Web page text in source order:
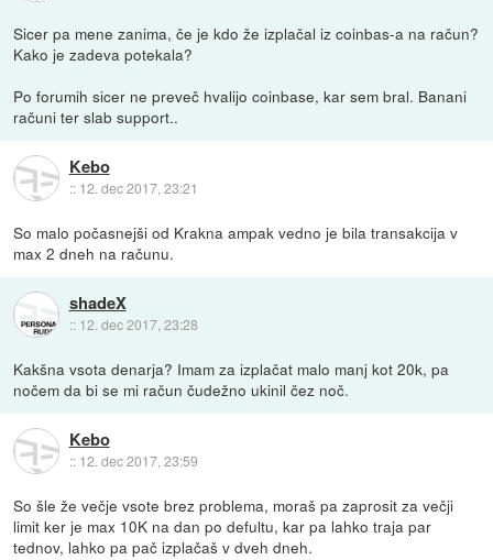
Sicer pa mene zanima, če je kdo že izplačal iz coinbas-a na račun?
Kako je zadeva potekala?
Po forumih sicer ne preveč hvalijo coinbase, kar sem bral. Banani
računi ter slab support..
Kebo
:: 12. dec 2017, 23:21
So malo počasnejši od Krakna ampak vedno je bila transakcija v
max 2 dneh na računu.
shadeX
:: 12. dec 2017, 23:28
Kakšna vsota denarja? Imam za izplačat malo manj kot 20k, pa
nočem da bi se mi račun čudežno ukinil čez noč.
Kebo
:: 12. dec 2017, 23:59
So šle že večje vsote brez problema, moraš pa zaprosit za večji
limit ker je max 10K na dan po defultu, kar pa lahko traja par
tednov, lahko pa pač izplačaš v dveh dneh.